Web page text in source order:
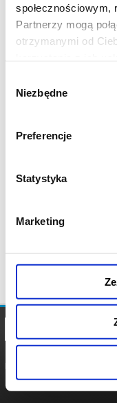
Partnerzy mogą
otrzymanymi od
zgody
Niezbędne
Preferencje
Statystyka
Marketing